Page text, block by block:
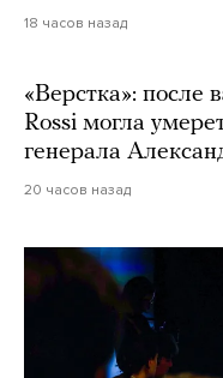
18 часов назад
«Верстка»: после
Rossi могла
генерала
20 часов назад